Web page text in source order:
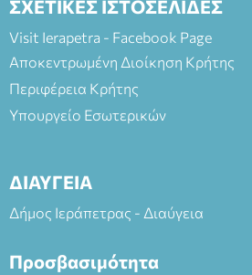
ΣΧΕΤΙΚΕΣ ΙΣΤΟΣΕΛΙΔΕΣ
Visit Ierapetra - Facebook Page
Αποκεντρωμένη Διοίκηση Κρήτης
Περιφέρεια Κρήτης
Υπουργείο Εσωτερικών
ΔΙΑΥΓΕΙΑ
Δήμος Ιεράπετρας - Διαύγεια
Προσβασιμότητα